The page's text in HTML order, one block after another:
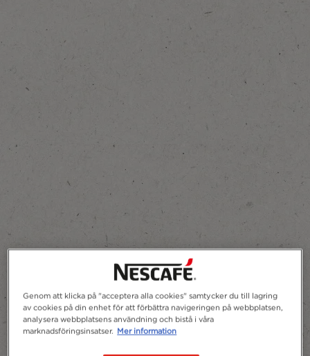
Genom att klicka på "acceptera alla cookies" samtycker du till lagring
av cookies på din enhet för att förbättra navigeringen på webbplatsen,
analysera webbplatsens användning och bistå i våra
marknadsföringsinsatser. Mer information